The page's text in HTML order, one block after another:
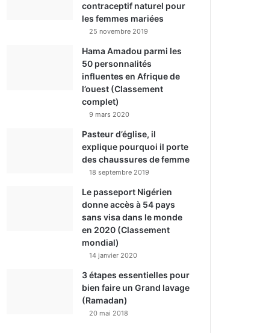
contraceptif naturel pour
les femmes mariées
25 novembre 2019
Hama Amadou parmi les
50 personnalités
influentes en Afrique de
l’ouest (Classement
complet)
9 mars 2020
Pasteur d’église, il
explique pourquoi il porte
des chaussures de femme
18 septembre 2019
Le passeport Nigérien
donne accès à 54 pays
sans visa dans le monde
en 2020 (Classement
mondial)
14 janvier 2020
3 étapes essentielles pour
bien faire un Grand lavage
(Ramadan)
20 mai 2018